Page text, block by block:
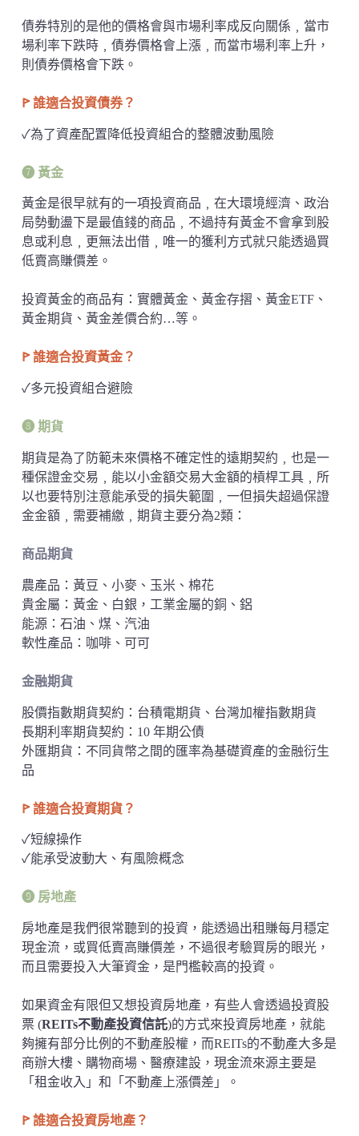
債券特別的是他的價格會與市場利率成反向關係﹐當市
場利率下跌時﹐債券價格會上漲﹐而當市場利率上升，
則債券價格會下跌。
ꚰ 誰適合投資債券？
✓為了資產配置降低投資組合的整體波動風險
➐ 黃金
黃金是很早就有的一項投資商品﹐在大環境經濟、政治
局勢動盪下是最值錢的商品﹐不過持有黃金不會拿到股
息或利息﹐更無法出借﹐唯一的獲利方式就只能透過買
低賣高賺價差。
投資黃金的商品有：實體黃金、黃金存摺、黃金ETF、
黃金期貨、黃金差價合約…等。
ꚰ 誰適合投資黃金？
✓多元投資組合避險
➑ 期貨
期貨是為了防範未來價格不確定性的遠期契約﹐也是一
種保證金交易﹐能以小金額交易大金額的槓桿工具﹐所
以也要特別注意能承受的損失範圍﹐一但損失超過保證
金金額﹐需要補繳﹐期貨主要分為2類：
商品期貨
農產品：黃豆、小麥、玉米、棉花
貴金屬：黃金、白銀，工業金屬的銅、鋁
能源：石油、煤、汽油
軟性產品：咖啡、可可
金融期貨
股價指數期貨契約：台積電期貨、台灣加權指數期貨
長期利率期貨契約：10 年期公債
外匯期貨：不同貨幣之間的匯率為基礎資產的金融衍生
品
ꚰ 誰適合投資期貨？
✓短線操作
✓能承受波動大、有風險概念
➒ 房地產
房地產是我們很常聽到的投資，能透過出租賺每月穩定
現金流，或買低賣高賺價差，不過很考驗買房的眼光，
而且需要投入大筆資金，是門檻較高的投資。
如果資金有限但又想投資房地產，有些人會透過投資股
票 (REITs不動產投資信託)的方式來投資房地產，就能
夠擁有部分比例的不動產股權，而REITs的不動產大多是
商辦大樓、購物商場、醫療建設，現金流來源主要是
「租金收入」和「不動產上漲價差」。
ꚰ 誰適合投資房地產？